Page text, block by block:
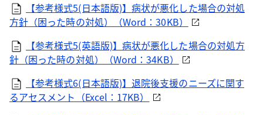
【参考様式5(日本語版)】病状が悪化した場合の対処
方針（困った時の対処）（Word：30KB）
【参考様式5(英語版)】病状が悪化した場合の対処方
針（困った時の対処）（Word：34KB）
【参考様式6(日本語版)】退院後支援のニーズに関す
るアセスメント（Excel：17KB）